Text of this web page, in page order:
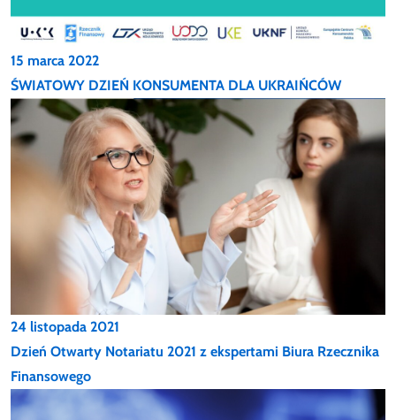
15 marca 2022
ŚWIATOWY DZIEŃ KONSUMENTA DLA UKRAIŃCÓW
24 listopada 2021
Dzień Otwarty Notariatu 2021 z ekspertami Biura Rzecznika
Finansowego